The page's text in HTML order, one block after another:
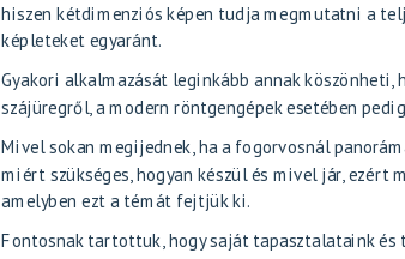
hiszen kétdimenziós képen tudja megmutatni a
képleteket egyaránt.
Gyakori alkalmazását leginkább annak
szájüregről, a modern röntgengépek esetében
Mivel sokan megijednek, ha a fogorvosnál
miért szükséges, hogyan készül és mivel jár,
amelyben ezt a témát fejtjük ki.
Fontosnak tartottuk, hogy saját tapasztalataink